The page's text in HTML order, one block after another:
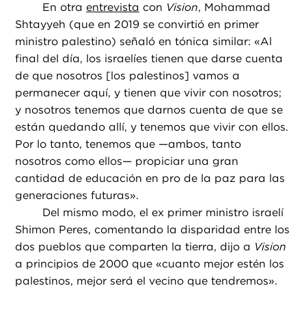
En otra entrevista con Vision, Mohammad
Shtayyeh (que en 2019 se convirtió en primer
ministro palestino) señaló en tónica similar: «Al
final del día, los israelíes tienen que darse cuenta
de que nosotros [los palestinos] vamos a
permanecer aquí, y tienen que vivir con nosotros;
y nosotros tenemos que darnos cuenta de que se
están quedando allí, y tenemos que vivir con ellos.
Por lo tanto, tenemos que —ambos, tanto
nosotros como ellos— propiciar una gran
cantidad de educación en pro de la paz para las
generaciones futuras».
Del mismo modo, el ex primer ministro israelí
Shimon Peres, comentando la disparidad entre los
dos pueblos que comparten la tierra, dijo a Vision
a principios de 2000 que «cuanto mejor estén los
palestinos, mejor será el vecino que tendremos».